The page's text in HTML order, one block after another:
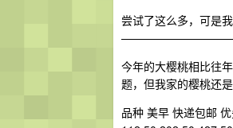
尝试了这么多，可是
今年的大樱桃相比往
题，但我家的樱桃
品种 美早 快递包邮